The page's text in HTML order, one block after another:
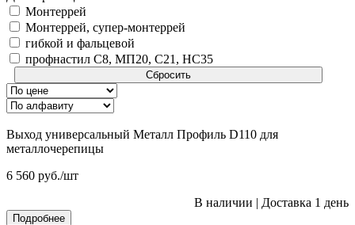
Монтеррей
Монтеррей, супер-монтеррей
гибкой и фальцевой
профнастил С8, МП20, С21, НС35
Сбросить
Выход универсальный Металл Профиль D110 для
металлочерепицы
6 560 руб./шт
В наличии | Доставка 1 день
Подробнее